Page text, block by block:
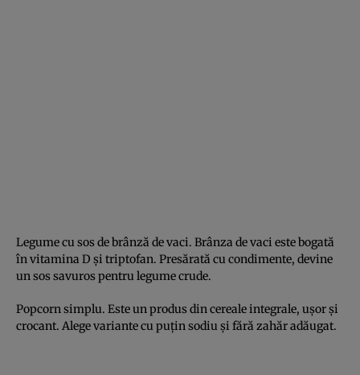
Legume cu sos de brânză de vaci. Brânza de vaci este bogată
în vitamina D și triptofan. Presărată cu condimente, devine
un sos savuros pentru legume crude.
Popcorn simplu. Este un produs din cereale integrale, ușor și
crocant. Alege variante cu puțin sodiu și fără zahăr adăugat.